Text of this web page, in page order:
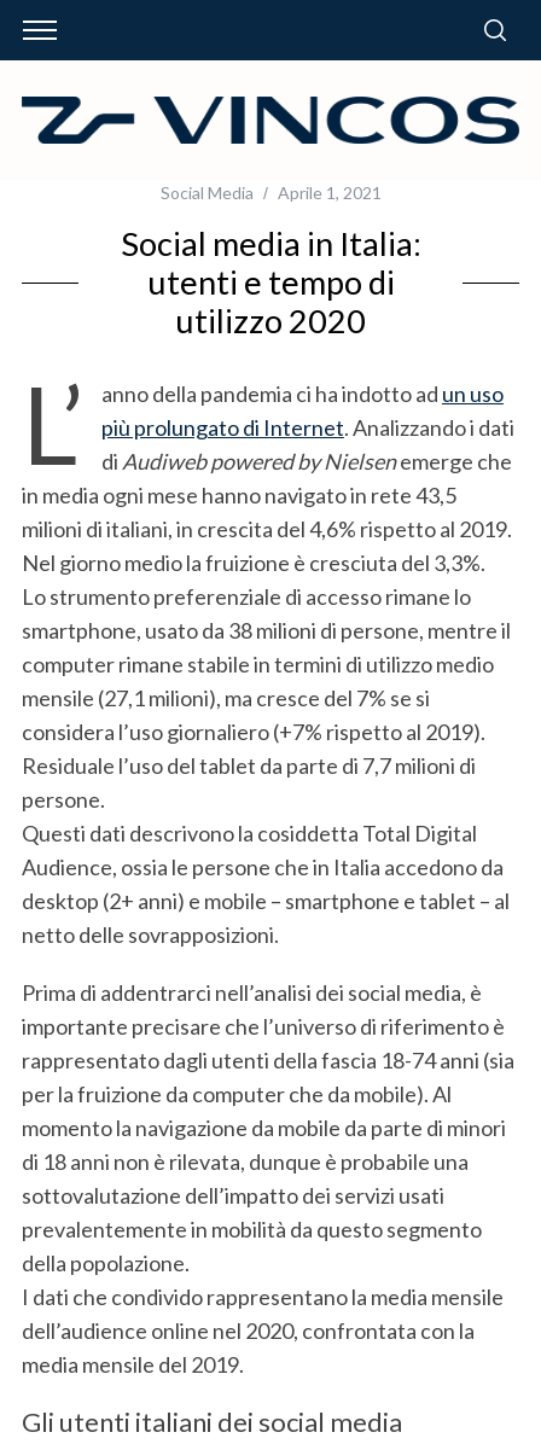
Social Media Aprile 1, 2021
Social media in Italia:
utenti e tempo di
utilizzo 2020
L’ anno della pandemia ci ha indotto ad un uso
più prolungato di Internet. Analizzando i dati
di Audiweb powered by Nielsenemerge che
in media ogni mese hanno navigato in rete 43,5
milioni di italiani, in crescita del 4,6% rispetto al 2019.
Nel giorno medio la fruizione è cresciuta del 3,3%.
Lo strumento preferenziale di accesso rimane lo
smartphone, usato da 38 milioni di persone, mentre il
computer rimane stabile in termini di utilizzo medio
mensile (27,1 milioni), ma cresce del 7% se si
considera l’uso giornaliero (+7% rispetto al 2019).
Residuale l’uso del tablet da parte di 7,7 milioni di
persone.
Questi dati descrivono la cosiddetta Total Digital
Audience, ossia le persone che in Italia accedono da
desktop (2+ anni) e mobile – smartphone e tablet – al
netto delle sovrapposizioni.
Prima di addentrarci nell’analisi dei social media, è
importante precisare che l’universo di riferimento è
rappresentato dagli utenti della fascia 18-74 anni (sia
per la fruizione da computer che da mobile). Al
momento la navigazione da mobile da parte di minori
di 18 anni non è rilevata, dunque è probabile una
sottovalutazione dell’impatto dei servizi usati
prevalentemente in mobilità da questo segmento
della popolazione.
I dati che condivido rappresentano la media mensile
dell’audience online nel 2020, confrontata con la
media mensile del 2019.
Gli utenti italiani dei social media